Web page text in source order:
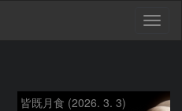
皆既月食 (2026. 3. 3)